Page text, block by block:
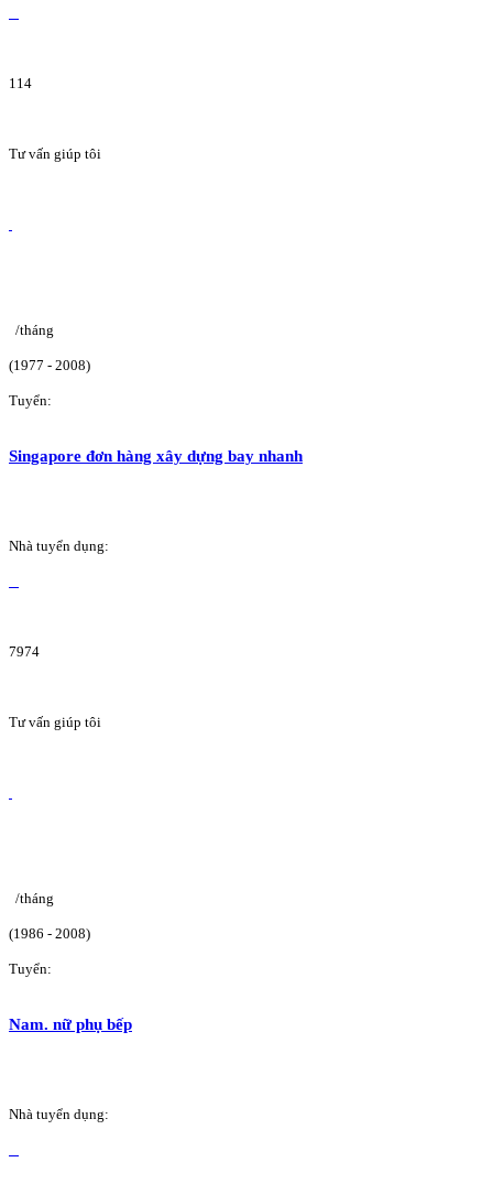
114
Tư vấn giúp tôi
/tháng
(1977 - 2008)
Tuyển:
Singapore đơn hàng xây dựng bay nhanh
Nhà tuyển dụng:
7974
Tư vấn giúp tôi
/tháng
(1986 - 2008)
Tuyển:
Nam. nữ phụ bếp
Nhà tuyển dụng: